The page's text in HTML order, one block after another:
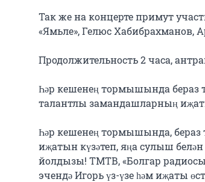
Так же на концерте примут
«Ямьле», Гелюс Хабибрахманов,
Продолжительность 2 часа,
Һәр кешенең тормышында бераз
талантлы замандашларның
Һәр кешенең тормышында, бераз
иҗатын күзәтеп, яңа сулыш
йолдызы! ТМТВ, «Болгар
эчендә Игорь үз-үзе һәм иҗаты